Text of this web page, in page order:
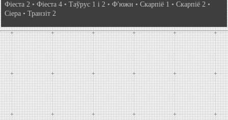
Фіеста 2 • Фіеста 4 • Таўрус 1 і 2 • Ф'южн • Скарпіё 1 • Скарпіё 2 •
Сіера • Транзіт 2